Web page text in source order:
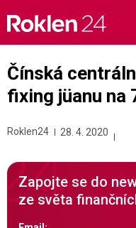
content
Čínská
fixing jüanu na
Roklen24 28. 4. 2020
Zapojte se do
ze světa